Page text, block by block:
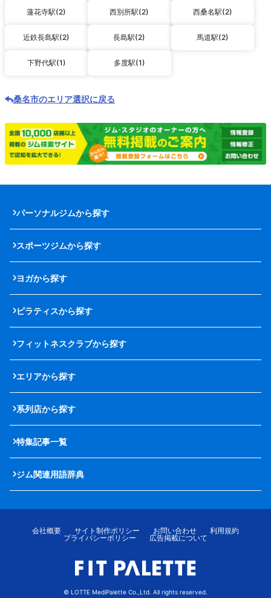
蓮花寺駅(2) 西別所駅(2) 西桑名駅(2)
近鉄長島駅(2) 長島駅(2) 馬道駅(2)
下野代駅(1) 多度駅(1)
桑名市のエリア選択に戻る
パーソナルジムから探す
スポーツジムから探す
ヨガから探す
ピラティスから探す
フィットネスクラブから探す
エリアから探す
系列店から探す
特集記事一覧
ジム関連用語辞典
会社概要 サイト制作ポリシー お問い合わせ
利用規約
プライバシーポリシー
広告掲載について
© LOTTE MediPalette Co.,Ltd. All rights reserved.